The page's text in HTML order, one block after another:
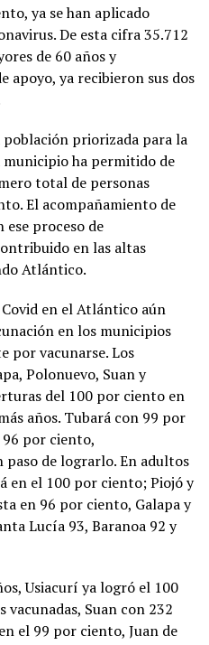
ya se han aplicado
De esta cifra 35.712
de 60 años y
apoyo, ya recibieron sus dos
población priorizada para la
municipio ha permitido de
total de personas
El acompañamiento de
ese proceso de
en las altas
Atlántico.
en el Atlántico aún
en los municipios
por vacunarse. Los
Polonuevo, Suan y
del 100 por ciento en
años. Tubará con 99 por
96 por ciento,
de lograrlo. En adultos
en el 100 por ciento; Piojó y
en 96 por ciento, Galapa y
Lucía 93, Baranoa 92 y
Usiacurí ya logró el 100
Suan con 232
el 99 por ciento, Juan de